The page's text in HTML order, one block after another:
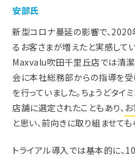
安部氏
新型コロナ蔓延の影響で、
るお客さまが増えたと実感して
Maxvalu吹田千里丘店では清
会に本社総務部からの指導を受
を行っていました。ちょうどタイ
店舗に選定されたこともあり、
と思い、前向きに取り組ませても
トライアル導入では基本的に、